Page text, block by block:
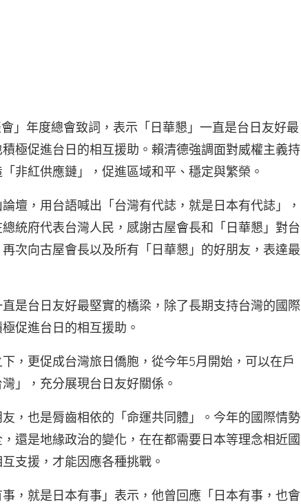
」年度總會致詞，表示「日華懇」一直是台日友好最
極促進台日的相互援助。賴清德強調面對威權主義持
非紅供應鏈」，促進區域和平、穩定與繁榮。
壇，用台語喊出「台灣有代誌，就是日本有代誌」，
統府代表台灣人民，感謝古屋會長和「日華懇」對台
次向古屋會長以及所有「日華懇」的好朋友，表達最
是台日友好最堅實的橋梁，除了長期支持台灣的國際
促進台日的相互援助。
，更促成台灣旅日僑胞，從今年5月開始，可以在戶
」，充分展現台日友好關係。
，也是脣齒相依的「命運共同體」。今年的國際情勢
還是地緣政治的變化，在在都需要日本等理念相近國
支援，才能因應各種挑戰。
，就是日本有事」表示，他曾回應「日本有事，也會